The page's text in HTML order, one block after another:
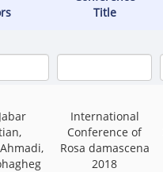
Title
International
Conference of
Rosa damascena
2018